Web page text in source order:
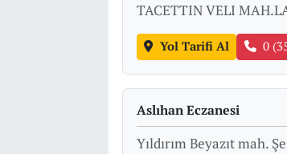
TACETTIN VELI
Yol Tarifi Al 0
Aslıhan Eczanesi
Yıldırım Beyazıt mah.